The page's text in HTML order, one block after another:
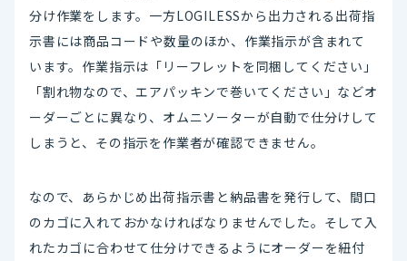
分け作業をします。一方LOGILESSから出力される出荷指
示書には商品コードや数量のほか、作業指示が含まれて
います。作業指示は「リーフレットを同梱してください」
「割れ物なので、エアパッキンで巻いてください」などオ
ーダーごとに異なり、オムニソーターが自動で仕分けして
しまうと、その指示を作業者が確認できません。
なので、あらかじめ出荷指示書と納品書を発行して、間口
のカゴに入れておかなければなりませんでした。そして入
れたカゴに合わせて仕分けできるようにオーダーを紐付